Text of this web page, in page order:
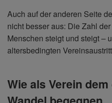
Auch auf der anderen Seite
nicht besser aus: Die Zahl
Menschen steigt und steigt –
altersbedingten
Wie als Verein